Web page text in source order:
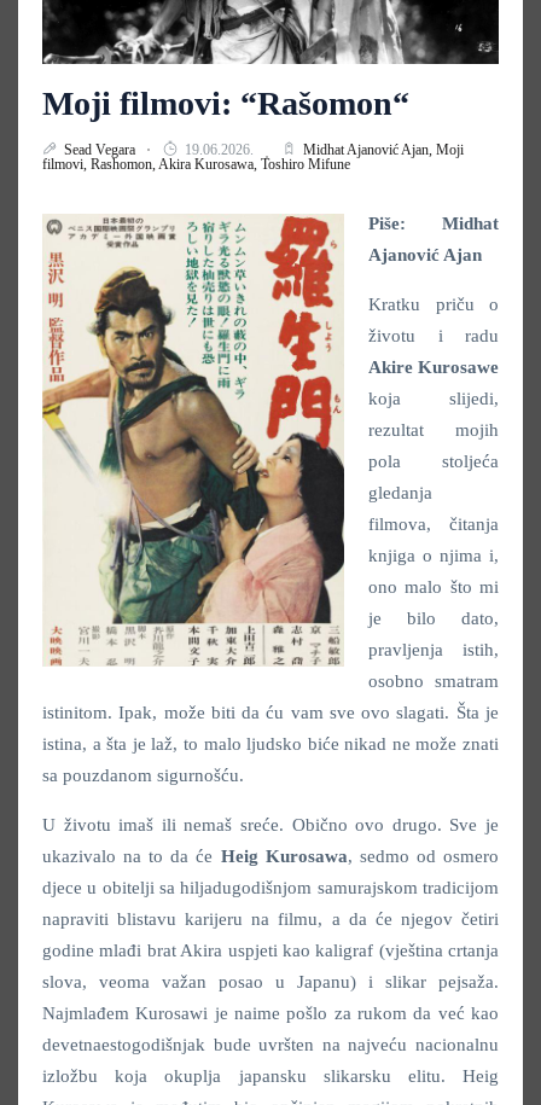
Moji filmovi: “Rašomon“
Sead Vegara 19.06.2026. Midhat Ajanović Ajan, Moji
filmovi, Rashomon,Akira Kurosawa, Toshiro Mifune
Piše: Midhat
Ajanović Ajan
Kratku priču o
životu i radu
Akire Kurosawe
koja slijedi,
rezultat mojih
pola stoljeća
gledanja
filmova, čitanja
knjiga o njima i,
ono malo što mi
je bilo dato,
pravljenja istih,
osobno smatram
istinitom. Ipak, može biti da ću vam sve ovo slagati. Šta je
istina, a šta je laž, to malo ljudsko biće nikad ne može znati
sa pouzdanom sigurnošću.
U životu imaš ili nemaš sreće. Obično ovo drugo. Sve je
ukazivalo na to da će Heig Kurosawa, sedmo od osmero
djece u obitelji sa hiljadugodišnjom samurajskom tradicijom
napraviti blistavu karijeru na filmu, a da će njegov četiri
godine mlađi brat Akira uspjeti kao kaligraf (vještina crtanja
slova, veoma važan posao u Japanu) i slikar pejsaža.
Najmlađem Kurosawi je naime pošlo za rukom da već kao
devetnaestogodišnjak bude uvršten na najveću nacionalnu
izložbu koja okuplja japansku slikarsku elitu. Heig